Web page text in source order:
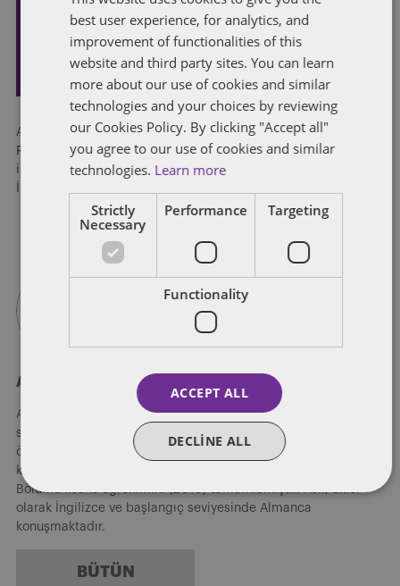
GÖNDER
Adli Teknoloji ,dijital veri,mobil cihaz, Rekabet Hukuku
Rekabet Kurumu,taşınabilir cihaz ,Yeni Kılavuz ,yerinde
inceleme,Yerinde İncelemelerde Dijital Verilerin
Aslı Ak
Aslı Ak rekabet hukuku ile ilgili konularda hukuki danışmanlık
sağlamaktadır. Koç Üniversitesi Hukuk Fakültesi’nde lisans
öğrenimini (2019), aynı zamanda çift anadal programı
kapsamında İktisadi ve İdari Bilimler Fakültesi’nde İşletme
Bölümü lisans öğrenimini (2019) tamamlamıştır. Aslı, akıcı
olarak İngilizce ve başlangıç seviyesinde Almanca
konuşmaktadır.
BÜTÜN
best user experience, for analytics, and
improvement of functionalities of this
website and third party sites. You can learn
more about our use of cookies and similar
technologies and your choices by reviewing
our Cookies Policy. By clicking "Accept all"
you agree to our use of cookies and similar
technologies. Learn more
Strictly
Necessary
Performance Targeting
Functionality
ACCEPT ALL
DECLINE ALL